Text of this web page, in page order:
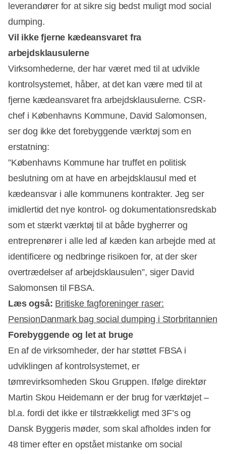
leverandører for at sikre sig bedst muligt mod social
dumping.
Vil ikke fjerne kædeansvaret fra
arbejdsklausulerne
Virksomhederne, der har været med til at udvikle
kontrolsystemet, håber, at det kan være med til at
fjerne kædeansvaret fra arbejdsklausulerne. CSR-
chef i Københavns Kommune, David Salomonsen,
ser dog ikke det forebyggende værktøj som en
erstatning:
”Københavns Kommune har truffet en politisk
beslutning om at have en arbejdsklausul med et
kædeansvar i alle kommunens kontrakter. Jeg ser
imidlertid det nye kontrol- og dokumentationsredskab
som et stærkt værktøj til at både bygherrer og
entreprenører i alle led af kæden kan arbejde med at
identificere og nedbringe risikoen for, at der sker
overtrædelser af arbejdsklausulen”, siger David
Salomonsen til FBSA.
Læs også: Britiske fagforeninger raser:
PensionDanmark bag social dumping i Storbritannien
Forebyggende og let at bruge
En af de virksomheder, der har støttet FBSA i
udviklingen af kontrolsystemet, er
tømrevirksomheden Skou Gruppen. Ifølge direktør
Martin Skou Heidemann er der brug for værktøjet –
bl.a. fordi det ikke er tilstrækkeligt med 3F’s og
Dansk Byggeris møder, som skal afholdes inden for
48 timer efter en opstået mistanke om social